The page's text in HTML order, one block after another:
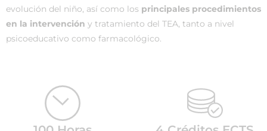
evolución del niño, así como los principales procedimientos
en la intervención y tratamiento del TEA, tanto a nivel
psicoeducativo como farmacológico.